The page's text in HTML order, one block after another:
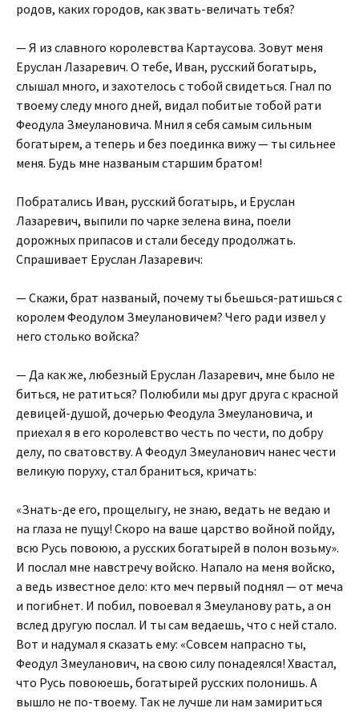
родов, каких городов, как звать-величать тебя?
— Я из славного королевства Картаусова. Зовут меня
Еруслан Лазаревич. О тебе, Иван, русский богатырь,
слышал много, и захотелось с тобой свидеться. Гнал по
твоему следу много дней, видал побитые тобой рати
Феодула Змеулановича. Мнил я себя самым сильным
богатырем, а теперь и без поединка вижу — ты сильнее
меня. Будь мне названым старшим братом!
Побратались Иван, русский богатырь, и Еруслан
Лазаревич, выпили по чарке зелена вина, поели
дорожных припасов и стали беседу продолжать.
Спрашивает Еруслан Лазаревич:
— Скажи, брат названый, почему ты бьешься-ратишься с
королем Феодулом Змеулановичем? Чего ради извел у
него столько войска?
— Да как же, любезный Еруслан Лазаревич, мне было не
биться, не ратиться? Полюбили мы друг друга с красной
девицей-душой, дочерью Феодула Змеулановича, и
приехал я в его королевство честь по чести, по добру
делу, по сватовству. А Феодул Змеуланович нанес чести
великую поруху, стал браниться, кричать:
«Знать-де его, прощелыгу, не знаю, ведать не ведаю и
на глаза не пущу! Скоро на ваше царство войной пойду,
всю Русь повоюю, а русских богатырей в полон возьму».
И послал мне навстречу войско. Напало на меня войско,
а ведь известное дело: кто меч первый поднял — от меча
и погибнет. И побил, повоевал я Змеуланову рать, а он
вслед другую послал. И ты сам ведаешь, что с ней стало.
Вот и надумал я сказать ему: «Совсем напрасно ты,
Феодул Змеуланович, на свою силу понадеялся! Хвастал,
что Русь повоюешь, богатырей русских полонишь. А
вышло не по-твоему. Так не лучше ли нам замириться